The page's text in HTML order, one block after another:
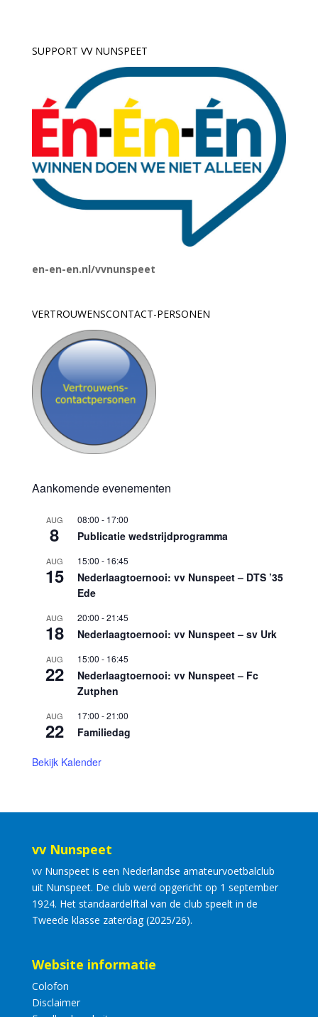
SUPPORT VV NUNSPEET
en-en-en.nl/vvnunspeet
VERTROUWENSCONTACT-PERSONEN
Aankomende evenementen
AUG
8
08:00 - 17:00
Publicatie wedstrijdprogramma
AUG
15
15:00 - 16:45
Nederlaagtoernooi: vv Nunspeet – DTS ’35
Ede
AUG
18
20:00 -21:45
Nederlaagtoernooi: vv Nunspeet – sv Urk
AUG
22
15:00 - 16:45
Nederlaagtoernooi: vv Nunspeet – Fc
Zutphen
AUG
22
17:00 -21:00
Familiedag
Bekijk Kalender
vv Nunspeet
vv Nunspeet is een Nederlandse amateurvoetbalclub
uit Nunspeet. De club werd opgericht op 1 september
1924. Het standaardelftal van de club speelt in de
Tweede klasse zaterdag (2025/26).
Website informatie
Colofon
Disclaimer